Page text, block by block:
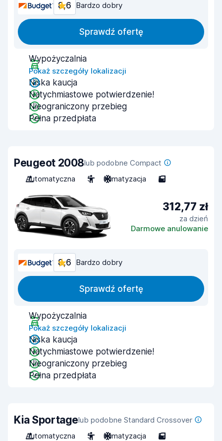
8,6 Bardzo dobry
Sprawdź ofertę
Wypożyczalnia
Pokaż szczegóły lokalizacji
Niska kaucja
Natychmiastowe potwierdzenie!
Nieograniczony przebieg
Pełna przedpłata
Peugeot 2008lub podobne Compact
Automatyczna
5 Klimatyzacja 5
312,77 zł
za dzień
Darmowe anulowanie
8,6 Bardzo dobry
Sprawdź ofertę
Wypożyczalnia
Pokaż szczegóły lokalizacji
Niska kaucja
Natychmiastowe potwierdzenie!
Nieograniczony przebieg
Pełna przedpłata
Kia Sportagelub podobne Standard Crossover
Automatyczna
5 Klimatyzacja 5